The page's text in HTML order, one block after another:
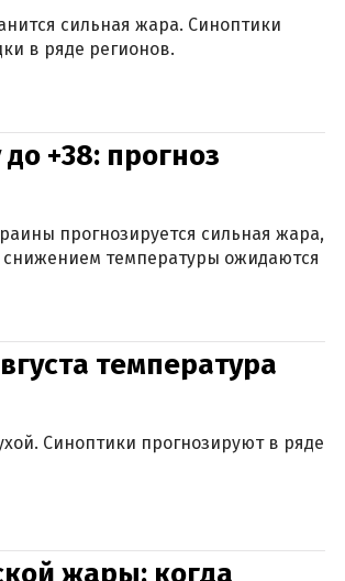
сильная жара. Синоптики
в ряде регионов.
+38: прогноз
прогнозируется сильная жара,
снижением температуры ожидаются
температура
Синоптики прогнозируют в ряде
жары: когда